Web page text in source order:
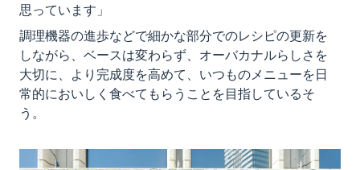
思っています」
調理機器の進歩などで細かな部分でのレシピの更新を
しながら、ベースは変わらず、オーバカナルらしさを
大切に、より完成度を高めて、いつものメニューを日
常的においしく食べてもらうことを目指しているそ
う。